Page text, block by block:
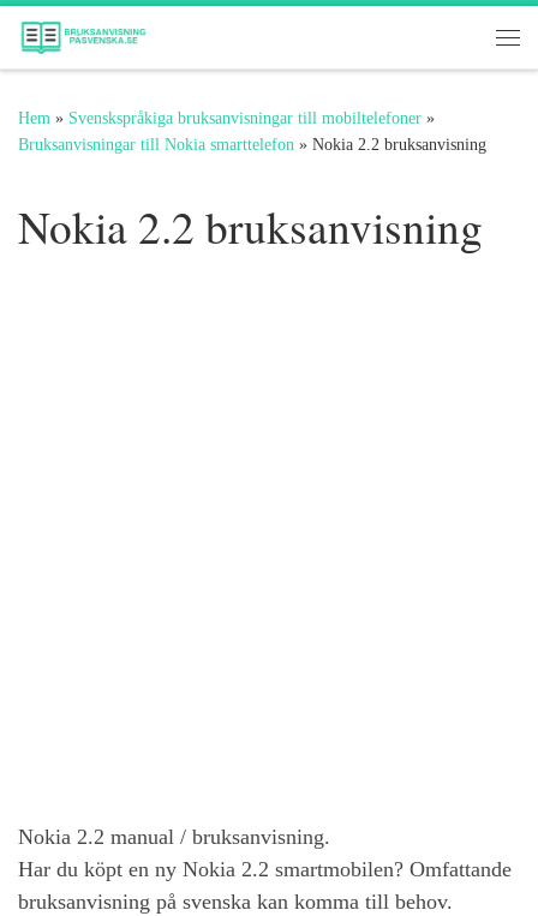
Hoppa till innehåll
Hem » Svenskspråkiga bruksanvisningar till mobiltelefoner »
Bruksanvisningar till Nokia smarttelefon » Nokia 2.2 bruksanvisning
Nokia 2.2 bruksanvisning
Nokia 2.2 manual / bruksanvisning.
Har du köpt en ny Nokia 2.2 smartmobilen? Omfattande
bruksanvisning på svenska kan komma till behov.